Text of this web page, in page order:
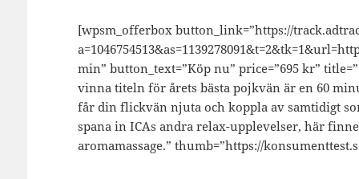
[wpsm_offerbox button_link=”https://
min” button_text=”Köp nu” price=”695 kr”
vinna titeln för årets bästa pojkvän är en 60
får din flickvän njuta och koppla av samtidigt
spana in ICAs andra relax-upplevelser, här
aromamassage.” thumb=”https://